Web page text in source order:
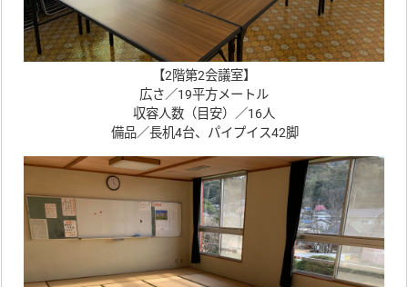
【2階第2会議室】
広さ／19平方メートル
収容人数（目安）／16人
備品／長机4台、パイプイス42脚